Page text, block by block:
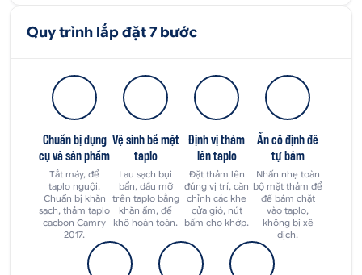
Quy trình lắp đặt 7 bước
Chuẩn bị dụng
cụ và sản phẩm
Tắt máy, để
taplo nguội.
Chuẩn bị khăn
sạch, thảm taplo
cacbon Camry
2017.
Vệ sinh bề mặt
taplo
Lau sạch bụi
bẩn, dầu mỡ
trên taplo bằng
khăn ẩm, để
khô hoàn toàn.
Định vị thảm
lên taplo
Đặt thảm lên
đúng vị trí, căn
chỉnh các khe
cửa gió, nút
bấm cho khớp.
Ấn cố định đế
tự bám
Nhấn nhẹ toàn
bộ mặt thảm để
đế bám chặt
vào taplo,
không bị xê
dịch.